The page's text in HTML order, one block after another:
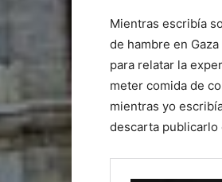
Mientras escribía
de hambre en
para relatar la
meter comida de
mientras yo
descarta